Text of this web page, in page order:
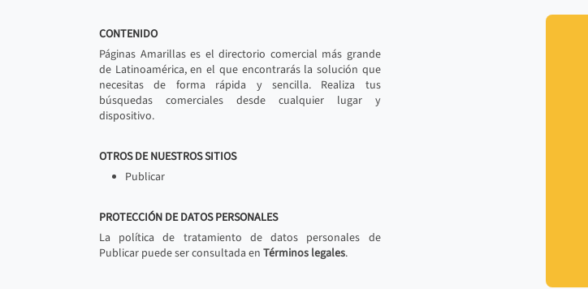
CONTENIDO
Páginas Amarillas es el directorio comercial más grande
de Latinoamérica, en el que encontrarás la solución que
necesitas de forma rápida y sencilla. Realiza tus
búsquedas comerciales desde cualquier lugar y
dispositivo.
OTROS DE NUESTROS SITIOS
Publicar
PROTECCIÓN DE DATOS PERSONALES
La política de tratamiento de datos personales de
Publicar puede ser consultada en Términos legales.